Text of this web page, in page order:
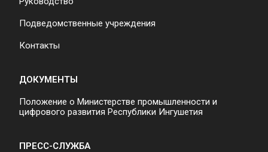
Подведомственные учреждения
Контакты
ДОКУМЕНТЫ
Положение о Министерстве промышленности и
цифрового развития Республики Ингушетия
ПРЕСС-СЛУЖБА